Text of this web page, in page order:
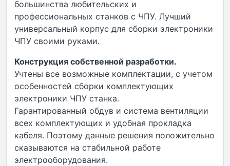
большинства любительских и
профессиональных станков с ЧПУ. Лучший
универсальный корпус для сборки электроники
ЧПУ своими руками.
Конструкция собственной разработки.
Учтены все возможные комплектации, с учетом
особенностей сборки комплектующих
электроники ЧПУ станка.
Гарантированный обдув и система вентиляции
всех комплектующих и удобная прокладка
кабеля. Поэтому данные решения положительно
сказываются на стабильной работе
электрооборудования.